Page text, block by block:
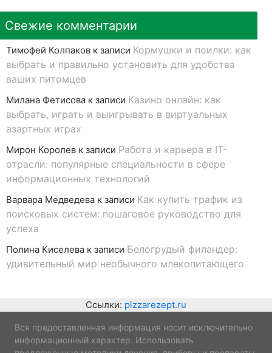
Свежие комментарии
Тимофей Колпаков к записи Кормушки и поилки: как
выбрать и правильно установить для удобства
ваших питомцев
Милана Фетисова к записи Казино онлайн: как
выбрать, играть и выигрывать в виртуальных
азартных играх
Мирон Королев к записи Работа и карьера в IT-
отрасли: популярные специальности в сфере
информационных технологий
Варвара Медведева к записи Как купить трафик из
поисковых систем: пошаговое руководство для
успеха
Полина Киселева к записи Белогрудый филандер:
удивительный мир необычного млекопитающего
Ссылки: pizzarezept.ru
Вся предоставленная информация носит исключительно
информационный характер. Использовать